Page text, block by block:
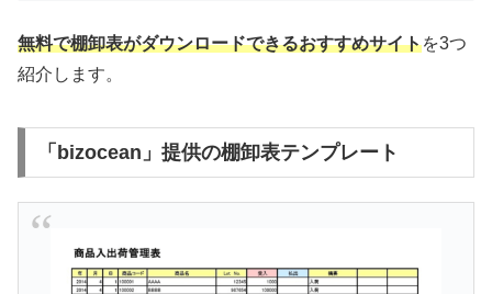
無料で棚卸表がダウンロードできるおすすめサイトを3つ
紹介します。
「bizocean」提供の棚卸表テンプレート